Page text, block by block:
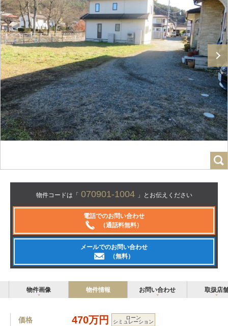
物件コードは「 070901-1004 」とお伝えください
電話でのお問い合わせ
（通話料無料）
メールでのお問い合わせ
（無料）
物件画像 物件情報 お問い合わせ 取扱店
価格 470万円 ローン
シミュレーション